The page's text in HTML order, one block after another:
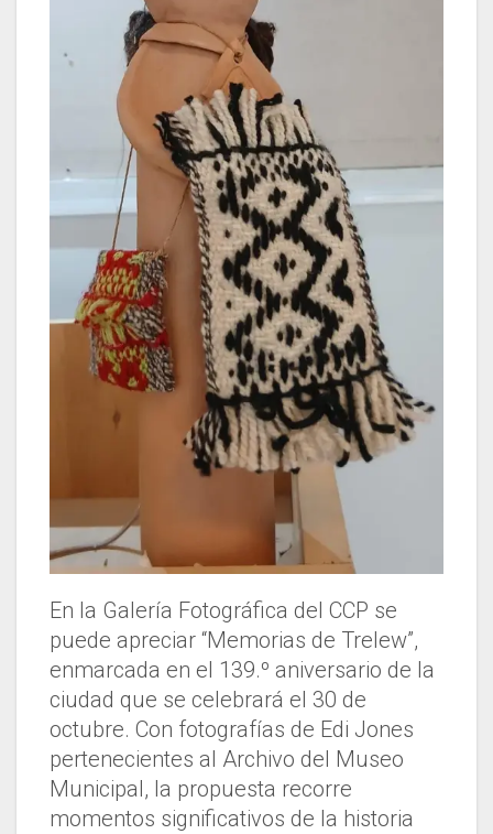
En la Galería Fotográfica del CCP se
puede apreciar “Memorias de Trelew”,
enmarcada en el 139.º aniversario de la
ciudad que se celebrará el 30 de
octubre. Con fotografías de Edi Jones
pertenecientes al Archivo del Museo
Municipal, la propuesta recorre
momentos significativos de la historia